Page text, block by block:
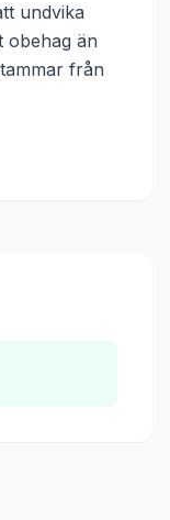
undvika
obehag än
från